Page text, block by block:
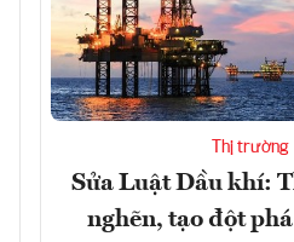
Thị trường
Sửa Luật Dầu khí:
nghẽn, tạo đột